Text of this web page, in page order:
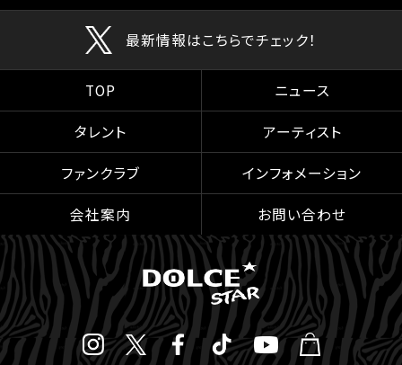
最新情報はこちらでチェック！
TOP
ニュース
タレント
アーティスト
ファンクラブ
インフォメーション
会社案内
お問い合わせ